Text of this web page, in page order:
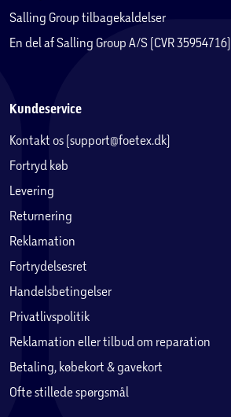
Salling Group tilbagekaldelser
En del af Salling Group A/S (CVR 35954716)
Kundeservice
Kontakt os (support@foetex.dk)
Fortryd køb
Levering
Returnering
Reklamation
Fortrydelsesret
Handelsbetingelser
Privatlivspolitik
Reklamation eller tilbud om reparation
Betaling, købekort & gavekort
Ofte stillede spørgsmål